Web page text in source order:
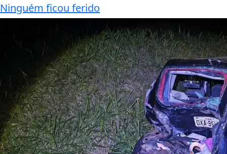
Ninguém ficou ferido